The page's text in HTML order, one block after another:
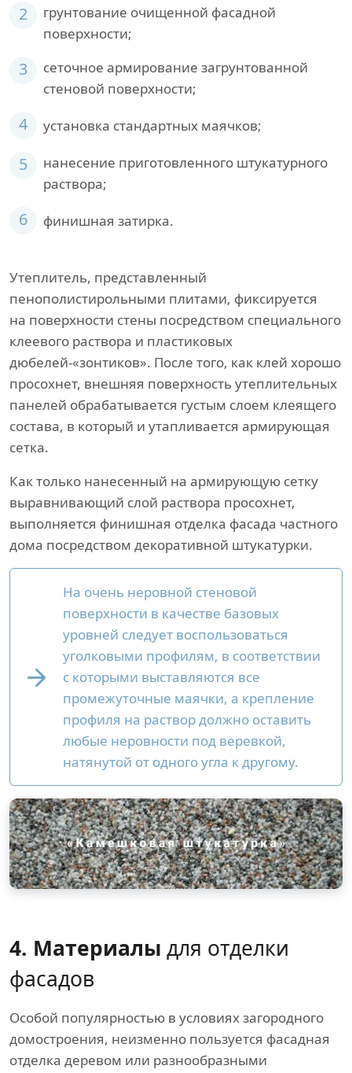
2
грунтование очищенной фасадной
поверхности;
3
сеточное армирование загрунтованной
стеновой поверхности;
4 установка стандартных маячков;
5
нанесение приготовленного штукатурного
раствора;
6 финишная затирка.
Утеплитель, представленный
пенополистирольными плитами, фиксируется
на поверхности стены посредством специального
клеевого раствора и пластиковых
дюбелей-«зонтиков». После того, как клей хорошо
просохнет, внешняя поверхность утеплительных
панелей обрабатывается густым слоем клеящего
состава, в который и утапливается армирующая
сетка.
Как только нанесенный на армирующую сетку
выравнивающий слой раствора просохнет,
выполняется финишная отделка фасада частного
дома посредством декоративной штукатурки.
На очень неровной стеновой
поверхности в качестве базовых
уровней следует воспользоваться
уголковыми профилям, в соответствии
с которыми выставляются все
промежуточные маячки, а крепление
профиля на раствор должно оставить
любые неровности под веревкой,
натянутой от одного угла к другому.
4. Материалы для отделки
фасадов
Особой популярностью в условиях загородного
домостроения, неизменно пользуется фасадная
отделка деревом или разнообразными